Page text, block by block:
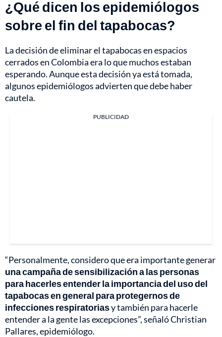
¿Qué dicen los epidemiólogos
sobre el fin del tapabocas?
La decisión de eliminar el tapabocas en espacios
cerrados en Colombia era lo que muchos estaban
esperando. Aunque esta decisión ya está tomada,
algunos epidemiólogos advierten que debe haber
cautela.
PUBLICIDAD
“Personalmente, considero que era importante generar
una campaña de sensibilización a las personas
para hacerles entender la importancia del uso del
tapabocas en general para protegernos de
infecciones respiratoriasy también para hacerle
entender a la gente las excepciones”, señaló Christian
Pallares, epidemiólogo.